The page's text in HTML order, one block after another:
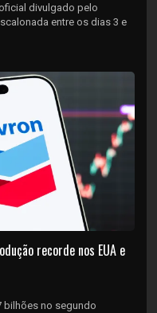
divulgado pelo
entre os dias 3 e
recorde nos EUA e
bilhões no segundo